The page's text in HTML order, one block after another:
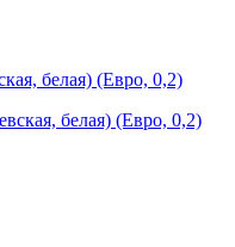
белая) (Евро, 0,2)